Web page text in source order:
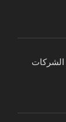
الشركات